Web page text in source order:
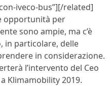
iveco-bus”][/related]
opportunità per
sono ampie, ma c’è
in particolare, delle
in considerazione.
l’intervento del Ceo
Klimamobility 2019.